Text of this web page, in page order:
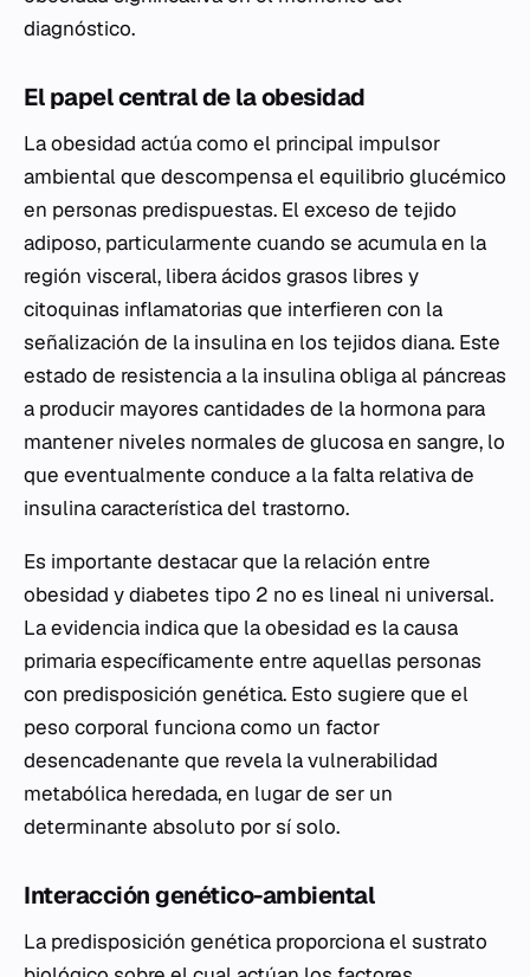
diagnóstico.
El papel central de la obesidad
La obesidad actúa como el principal impulsor
ambiental que descompensa el equilibrio glucémico
en personas predispuestas. El exceso de tejido
adiposo, particularmente cuando se acumula en la
región visceral, libera ácidos grasos libres y
citoquinas inflamatorias que interfieren con la
señalización de la insulina en los tejidos diana. Este
estado de resistencia a la insulina obliga al páncreas
a producir mayores cantidades de la hormona para
mantener niveles normales de glucosa en sangre, lo
que eventualmente conduce a la falta relativa de
insulina característica del trastorno.
Es importante destacar que la relación entre
obesidad y diabetes tipo 2 no es lineal ni universal.
La evidencia indica que la obesidad es la causa
primaria específicamente entre aquellas personas
con predisposición genética. Esto sugiere que el
peso corporal funciona como un factor
desencadenante que revela la vulnerabilidad
metabólica heredada, en lugar de ser un
determinante absoluto por sí solo.
Interacción genético-ambiental
La predisposición genética proporciona el sustrato